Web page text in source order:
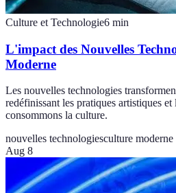
Culture et Technologie6 min
L'impact des Nouvelles
Moderne
Les nouvelles technologies
redéfinissant les pratiques artistiques
consommons la culture.
nouvelles technologiesculture moderne
Aug 8